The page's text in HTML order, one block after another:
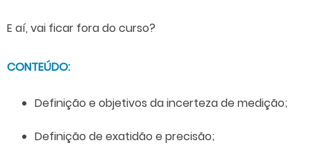
E aí, vai ficar fora do curso?
CONTEÚDO:
Definição e objetivos da incerteza de medição;
Definição de exatidão e precisão;